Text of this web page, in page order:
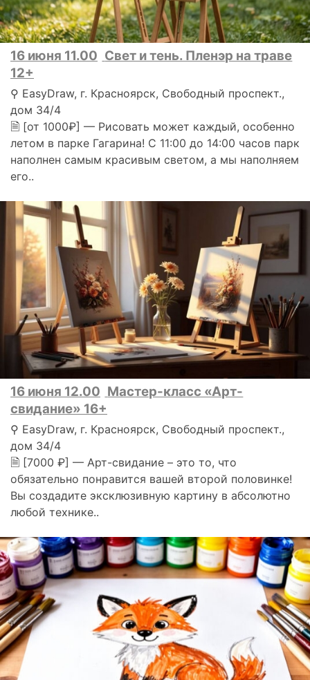
16 июня 11.00 Свет и тень. Пленэр на траве
12+
⚲ EasyDraw, г. Красноярск, Свободный проспект.,
дом 34/4
🗎 [от 1000₽] — Рисовать может каждый, особенно
летом в парке Гагарина! С 11:00 до 14:00 часов парк
наполнен самым красивым светом, а мы наполняем
его..
16 июня 12.00 Мастер-класс «Арт-
свидание» 16+
⚲ EasyDraw, г. Красноярск, Свободный проспект.,
дом 34/4
🗎 [7000 ₽] — Арт-свидание – это то, что
обязательно понравится вашей второй половинке!
Вы создадите эксклюзивную картину в абсолютно
любой технике..